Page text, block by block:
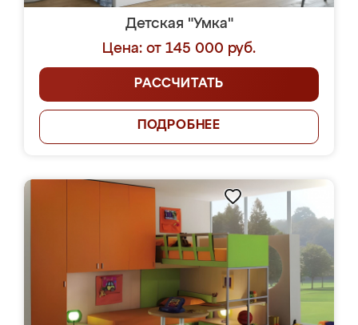
Детская "Умка"
Цена: от 145 000 руб.
РАССЧИТАТЬ
ПОДРОБНЕЕ